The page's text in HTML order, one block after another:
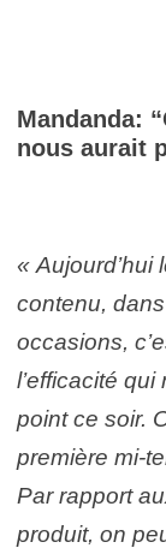
Mandanda:
nous aurait
« Aujourd’hui
contenu,
occasions,
l’efficacité
point ce soir.
première mi-
Par rapport
produit, on